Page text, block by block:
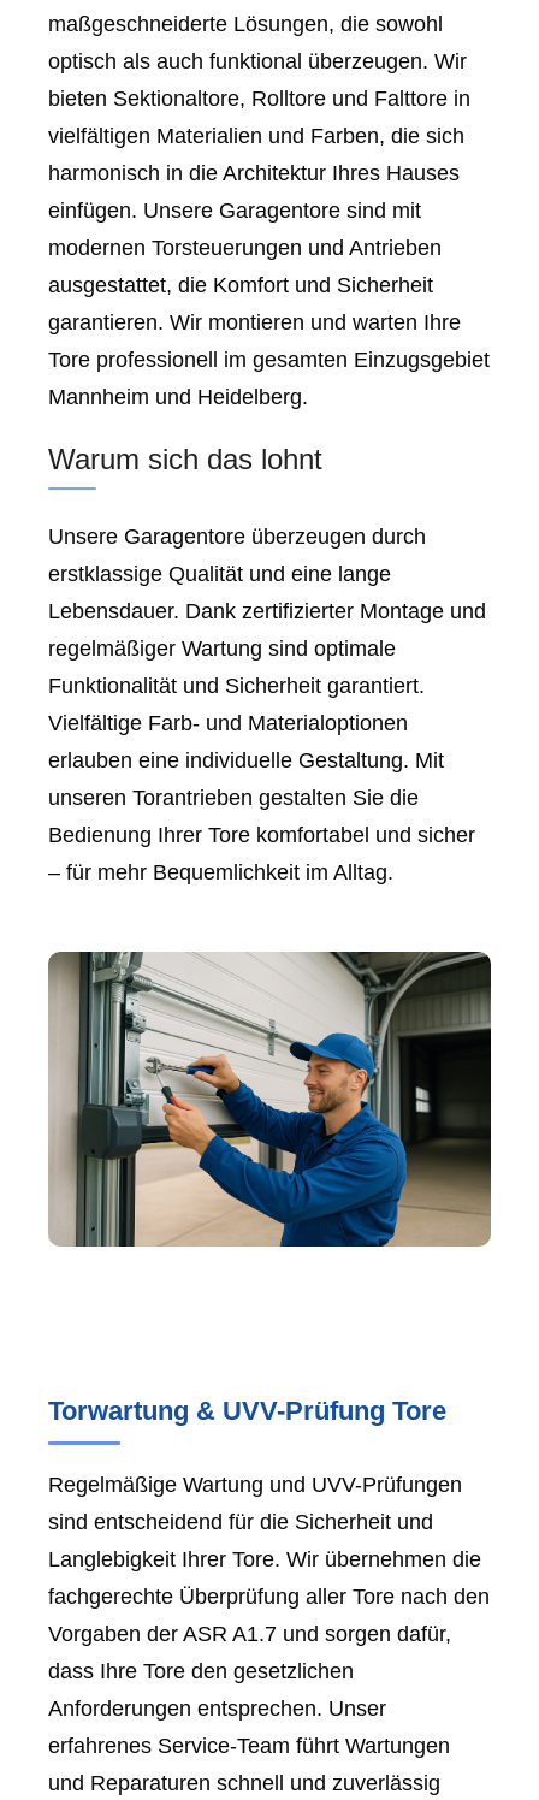
maßgeschneiderte Lösungen, die sowohl
optisch als auch funktional überzeugen. Wir
bieten Sektionaltore, Rolltore und Falttore in
vielfältigen Materialien und Farben, die sich
harmonisch in die Architektur Ihres Hauses
einfügen. Unsere Garagentore sind mit
modernen Torsteuerungen und Antrieben
ausgestattet, die Komfort und Sicherheit
garantieren. Wir montieren und warten Ihre
Tore professionell im gesamten Einzugsgebiet
Mannheim und Heidelberg.
Warum sich das lohnt
Unsere Garagentore überzeugen durch
erstklassige Qualität und eine lange
Lebensdauer. Dank zertifizierter Montage und
regelmäßiger Wartung sind optimale
Funktionalität und Sicherheit garantiert.
Vielfältige Farb- und Materialoptionen
erlauben eine individuelle Gestaltung. Mit
unseren Torantrieben gestalten Sie die
Bedienung Ihrer Tore komfortabel und sicher
– für mehr Bequemlichkeit im Alltag.
Torwartung & UVV-Prüfung Tore
Regelmäßige Wartung und UVV-Prüfungen
sind entscheidend für die Sicherheit und
Langlebigkeit Ihrer Tore. Wir übernehmen die
fachgerechte Überprüfung aller Tore nach den
Vorgaben der ASR A1.7 und sorgen dafür,
dass Ihre Tore den gesetzlichen
Anforderungen entsprechen. Unser
erfahrenes Service-Team führt Wartungen
und Reparaturen schnell und zuverlässig